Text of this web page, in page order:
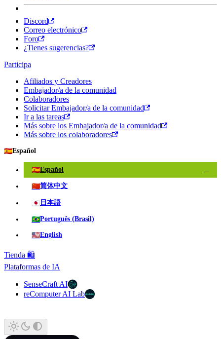
Discord
Correo electrónico
Foro
¿Tienes sugerencias?
Participa
Afiliados y Creadores
Embajador/a de la comunidad
Colaboradores
Solicitar Embajador/a de la comunidad
Ir a las tareas
Más sobre los Embajador/a de la comunidad
Más sobre los colaboradores
🇪🇸Español
🇪🇸Español
🇨🇳简体中文
🇯🇵 日本語
🇧🇷Português (Brasil)
🇺🇸English
Tienda 🛍️
Plataformas de IA
SenseCraft AI
reComputer AI Lab